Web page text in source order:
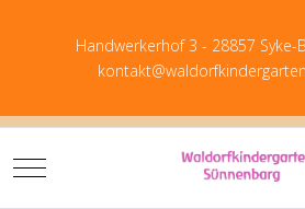
Handwerkerhof 3 - 28857 Syke-
Mobile Menu Toggle